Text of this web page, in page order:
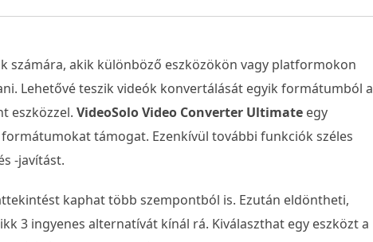
számára, akik különböző eszközökön vagy platformokon
Lehetővé teszik videók konvertálását egyik formátumból a
eszközzel. VideoSolo Video Converter Ultimate egy
támogat. Ezenkívül további funkciók széles
-javítást.
kaphat több szempontból is. Ezután eldöntheti,
3 ingyenes alternatívát kínál rá. Kiválaszthat egy eszközt a